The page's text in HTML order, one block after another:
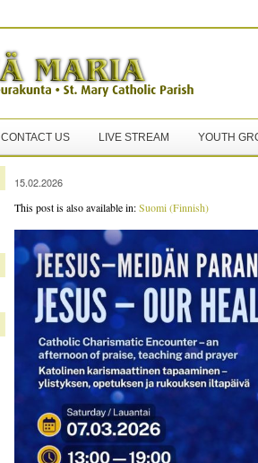
CONTACT US LIVE STREAM YOUTH
15.02.2026
This post is also available in:Suomi(Finnish)